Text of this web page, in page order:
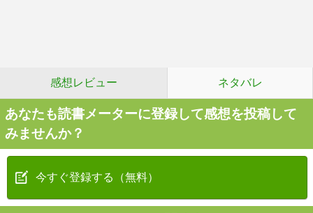
感想レビュー ネタバレ
あなたも読書メーターに登録して感想を投稿して
みませんか？
今すぐ登録する（無料）